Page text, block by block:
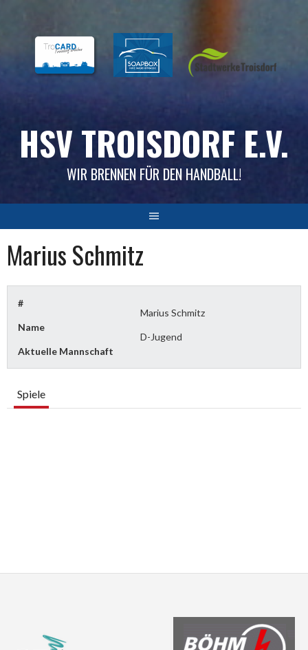
content
HSV TROISDORF E.V.
WIR BRENNEN FÜR DEN HANDBALL!
Marius Schmitz
#
Name
Marius Schmitz
Aktuelle Mannschaft
D-Jugend
Spiele